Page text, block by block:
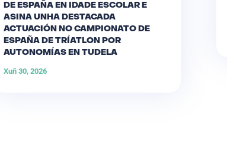
DE ESPAÑA EN IDADE ESCOLAR E
ASINA UNHA DESTACADA
ACTUACIÓN NO CAMPIONATO DE
ESPAÑA DE TRÍATLON POR
AUTONOMÍAS EN TUDELA
Xuñ 30, 2026